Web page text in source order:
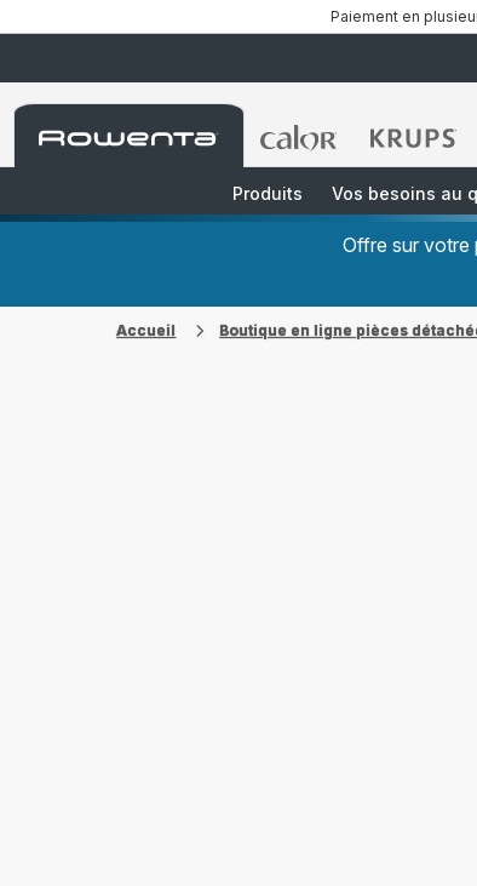
Paiement en
Accueil
Rowenta
Accueil
Produits
Vos besoins au
Offre sur votre
Accueil Boutique en ligne pièces